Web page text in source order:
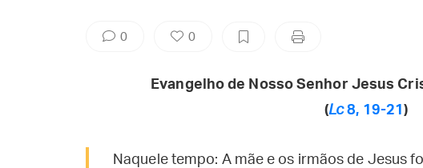
0 0
Evangelho de Nosso Senhor Jesus
(Lc8, 19-21)
Naquele tempo: A mãe e os irmãos de Jesus